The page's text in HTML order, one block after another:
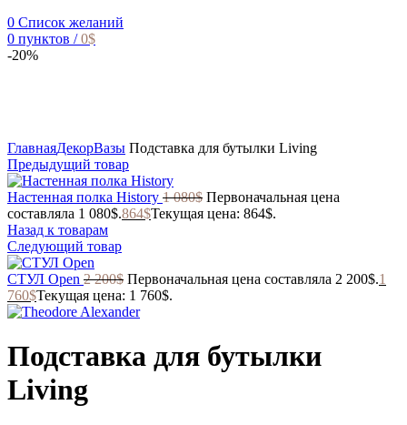
0 Список желаний
0 пунктов / 0$
-20%
ГлавнаяДекорВазы Подставка для бутылки Living
Предыдущий товар
Настенная полка History 1 080$ Первоначальная цена
составляла 1 080$.864$Текущая цена: 864$.
Назад к товарам
Следующий товар
СТУЛ Open 2 200$ Первоначальная цена составляла 2 200$.1
760$Текущая цена: 1 760$.
Подставка для бутылки
Living